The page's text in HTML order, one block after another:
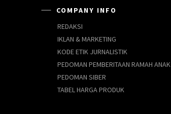
COMPANY INFO
REDAKSI
IKLAN & MARKETING
KODE ETIK JURNALISTIK
PEDOMAN PEMBERITAAN RAMAH ANAK
PEDOMAN SIBER
TABEL HARGA PRODUK